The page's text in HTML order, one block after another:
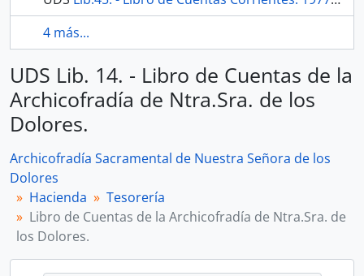
4 más...
UDS Lib. 14. - Libro de Cuentas de la
Archicofradía de Ntra.Sra. de los
Dolores.
Archicofradía Sacramental de Nuestra Señora de los
Dolores
Hacienda
Tesorería
Libro de Cuentas de la Archicofradía de Ntra.Sra. de
los Dolores.